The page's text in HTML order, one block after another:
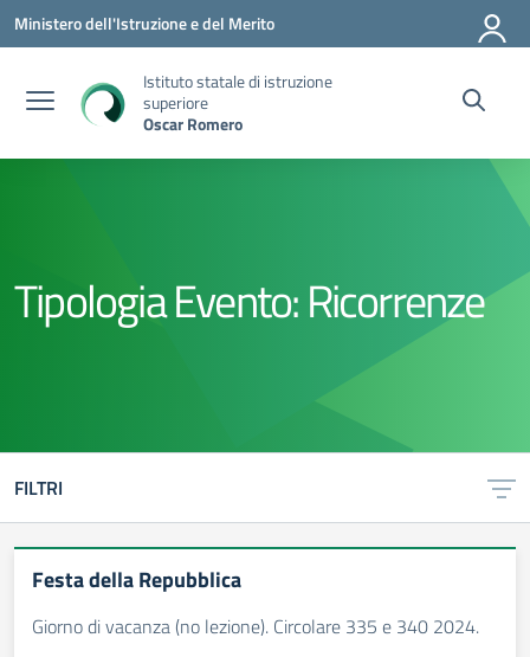
Vai ai contenuti
Vai al menu di navigazione
Vai al footer
Ministero dell'Istruzione e del Merito
Istituto statale di istruzione
superiore
Oscar Romero
Tipologia Evento:Ricorrenze
FILTRI
Festa della Repubblica
Giorno di vacanza (no lezione). Circolare 335 e 340 2024.